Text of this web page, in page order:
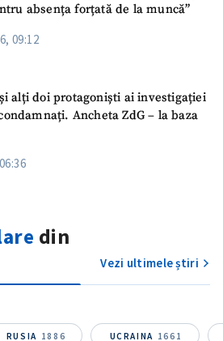
absența forțată de la muncă”
09:12
și alți doi protagoniști ai investigației
Ancheta ZdG – la baza
din
Vezi ultimele știri
RUSIA 1886 UCRAINA 1661
de